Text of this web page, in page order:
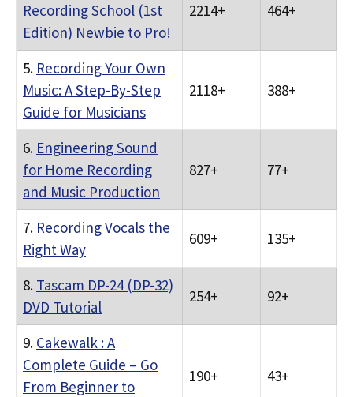
Recording School (1st
Edition) Newbie to Pro!
2214+ 464+
5. Recording Your Own
Music: A Step-By-Step
Guide for Musicians
2118+ 388+
6. Engineering Sound
for Home Recording
and Music Production
827+ 77+
7. Recording Vocals the
Right Way
609+ 135+
8. Tascam DP-24 (DP-32)
DVD Tutorial
254+ 92+
9. Cakewalk : A
Complete Guide – Go
From Beginner to
190+ 43+